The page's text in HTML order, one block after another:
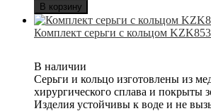
В корзину
Комплект серьги с кольцом
В наличии
Серьги и кольцо изготовлены из
хирургического сплава и покрыты
Изделия устойчивы к воде и не